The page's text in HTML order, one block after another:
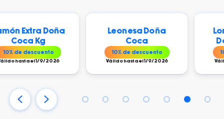
2026
Leonesa Doña
% de descuento
Válido hasta el 1/9/2026
Lomo
Doña Coca
% de
Válido hasta el 1/9/